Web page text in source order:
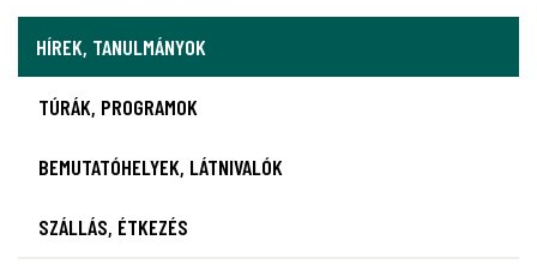
HÍREK, TANULMÁNYOK
TÚRÁK, PROGRAMOK
BEMUTATÓHELYEK, LÁTNIVALÓK
SZÁLLÁS, ÉTKEZÉS